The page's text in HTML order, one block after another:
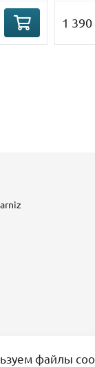
1 390
Сравнить
файлы